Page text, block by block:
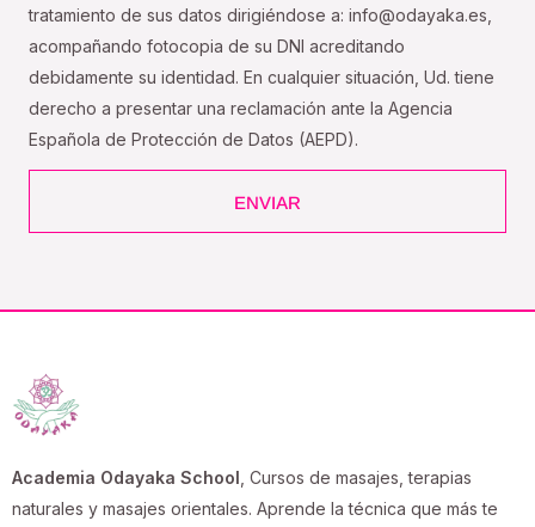
tratamiento de sus datos dirigiéndose a: info@odayaka.es,
acompañando fotocopia de su DNI acreditando
debidamente su identidad. En cualquier situación, Ud. tiene
derecho a presentar una reclamación ante la Agencia
Española de Protección de Datos (AEPD).
ENVIAR
Academia Odayaka School , Cursos de masajes, terapias
naturales y masajes orientales. Aprende la técnica que más te